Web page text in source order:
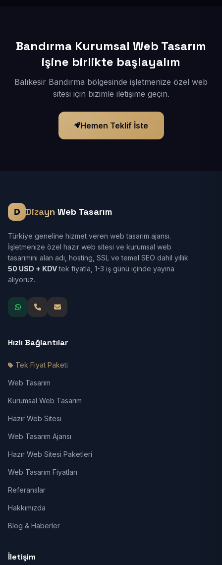
Bandırma Kurumsal Web Tasarım
işine birlikte başlayalım
Balıkesir Bandırma bölgesinde işletmenize özel web
sitesi için bizimle iletişime geçin.
Hemen Teklif İste
Dizayn Web Tasarım
Türkiye geneline hizmet veren web tasarım ajansı.
İşletmenize özel hazır web sitesi ve kurumsal web
tasarımını alan adı, hosting, SSL ve temel SEO dahil yıllık
50 USD + KDVtek fiyatla, 1-3 iş günü içinde yayına
alıyoruz.
Hızlı Bağlantılar
Tek Fiyat Paketi
Web Tasarım
Kurumsal Web Tasarım
Hazır Web Sitesi
Web Tasarım Ajansı
Hazır Web Sitesi Paketleri
Web Tasarım Fiyatları
Referanslar
Hakkımızda
Blog & Haberler
İletişim